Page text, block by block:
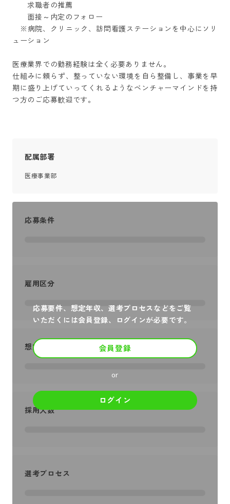
求職者の推薦
面接～内定のフォロー
※病院、クリニック、訪問看護ステーションを中心にソリ
ューション
医療業界での勤務経験は全く必要ありません。
仕組みに頼らず、整っていない環境を自ら整備し、事業を早
期に盛り上げていってくれるようなベンチャーマインドを持
つ方のご応募歓迎です。
配属部署
医療事業部
応募要件、想定年収、選考プロセスなどをご覧
いただくには会員登録、ログインが必要です。
会員登録
or
ログイン
応募条件
雇用区分
想定年収
採用人数
選考プロセス